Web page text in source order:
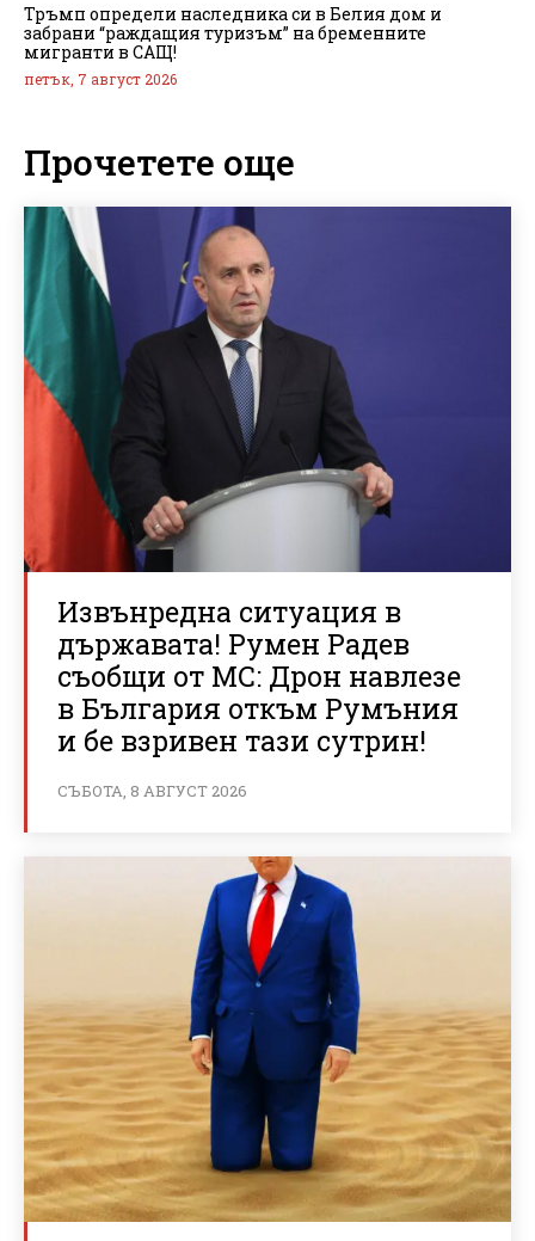
Тръмп определи наследника си в Белия дом и
забрани “раждащия туризъм” на бременните
мигранти в САЩ!
петък, 7 август 2026
Прочетете още
Извънредна ситуация в
държавата! Румен Радев
съобщи от МС: Дрон навлезе
в България откъм Румъния
и бе взривен тази сутрин!
СЪБОТА, 8 АВГУСТ 2026